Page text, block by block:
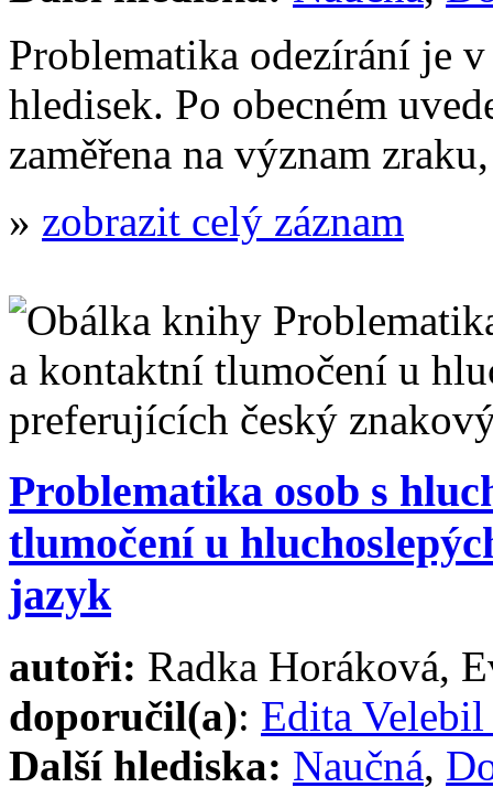
Problematika odezírání je
hledisek. Po obecném
zaměřena na význam
» zobrazit celý záznam
Problematika osob s
tlumočení u
jazyk
autoři: Radka Horáková,
doporučil(a): Edita
Další hlediska: Naučná,